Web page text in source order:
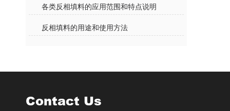
各类反相填料的应用范围和特点说明
反相填料的用途和使用方法
Contact Us